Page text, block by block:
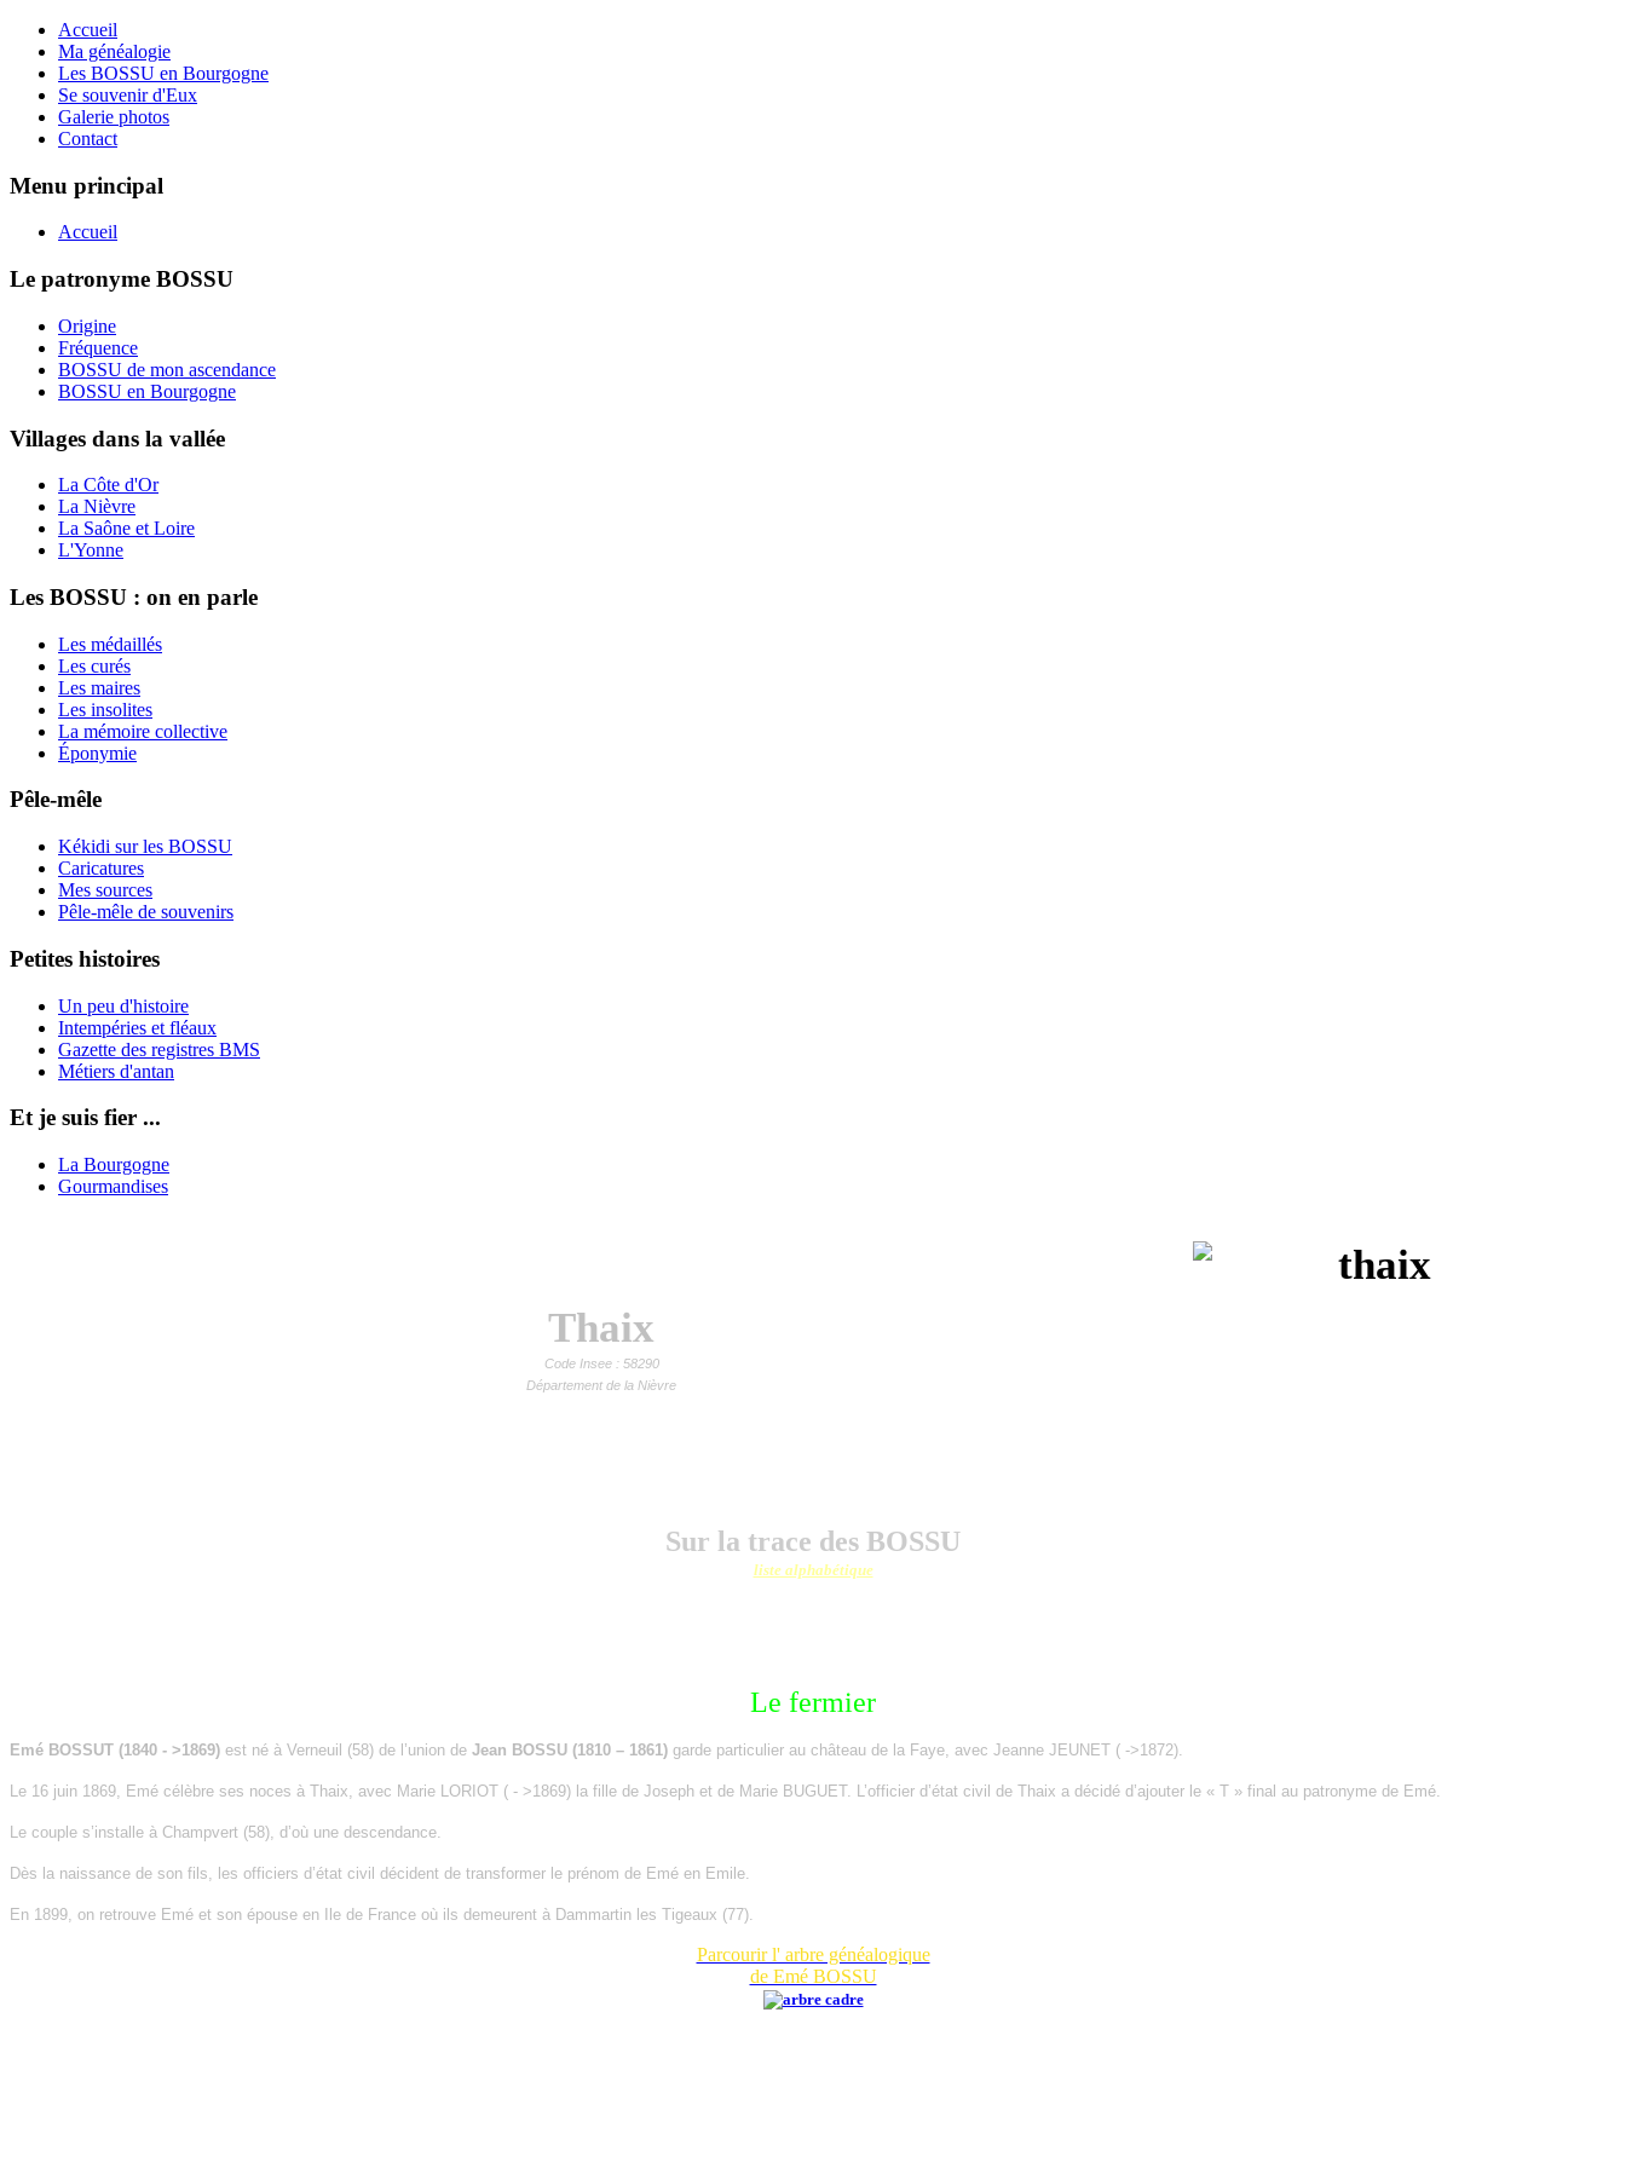
Accueil
Ma généalogie
Les BOSSU en Bourgogne
Se souvenir d'Eux
Galerie photos
Contact
Menu principal
Accueil
Le patronyme BOSSU
Origine
Fréquence
BOSSU de mon ascendance
BOSSU en Bourgogne
Villages dans la vallée
La Côte d'Or
La Nièvre
La Saône et Loire
L'Yonne
Les BOSSU : on en parle
Les médaillés
Les curés
Les maires
Les insolites
La mémoire collective
Éponymie
Pêle-mêle
Kékidi sur les BOSSU
Caricatures
Mes sources
Pêle-mêle de souvenirs
Petites histoires
Un peu d'histoire
Intempéries et fléaux
Gazette des registres BMS
Métiers d'antan
Et je suis fier ...
La Bourgogne
Gourmandises
Thaix
Code Insee : 58290
Département de la Nièvre
Sur la trace des BOSSU
liste alphabétique
Le fermier
Emé BOSSUT (1840 - >1869) est né à Verneuil (58) de l’union de Jean BOSSU (1810 – 1861) garde particulier au château de la Faye, avec Jeanne JEUNET ( ->1872).
Le 16 juin 1869, Emé célèbre ses noces à Thaix, avec Marie LORIOT ( - >1869) la fille de Joseph et de Marie BUGUET. L’officier d’état civil de Thaix a décidé d’ajouter le « T » final au patronyme de Emé.
Le couple s’installe à Champvert (58), d’où une descendance.
Dès la naissance de son fils, les officiers d’état civil décident de transformer le prénom de Emé en Emile.
En 1899, on retrouve Emé et son épouse en Ile de France où ils demeurent à Dammartin les Tigeaux (77).
Parcourir l' arbre généalogique
de Emé BOSSU